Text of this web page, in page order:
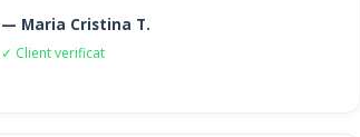
— Maria Cristina T.
✓ Client verificat